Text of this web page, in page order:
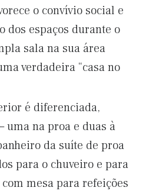
o convívio social e
dos espaços durante o
sala na sua área
verdadeira “casa no
é diferenciada,
uma na proa e duas à
da suíte de proa
para o chuveiro e para
mesa para refeições